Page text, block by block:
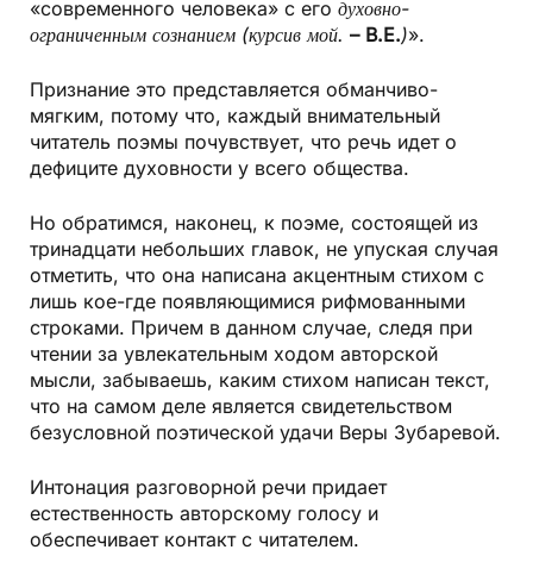
«современного человека» с его духовно-
ограниченным сознанием (курсив мой. – В.Е.)».
Признание это представляется обманчиво-
мягким, потому что, каждый внимательный
читатель поэмы почувствует, что речь идет о
дефиците духовности у всего общества.
Но обратимся, наконец, к поэме, состоящей из
тринадцати небольших главок, не упуская случая
отметить, что она написана акцентным стихом с
лишь кое-где появляющимися рифмованными
строками. Причем в данном случае, следя при
чтении за увлекательным ходом авторской
мысли, забываешь, каким стихом написан текст,
что на самом деле является свидетельством
безусловной поэтической удачи Веры Зубаревой.
Интонация разговорной речи придает
естественность авторскому голосу и
обеспечивает контакт с читателем.